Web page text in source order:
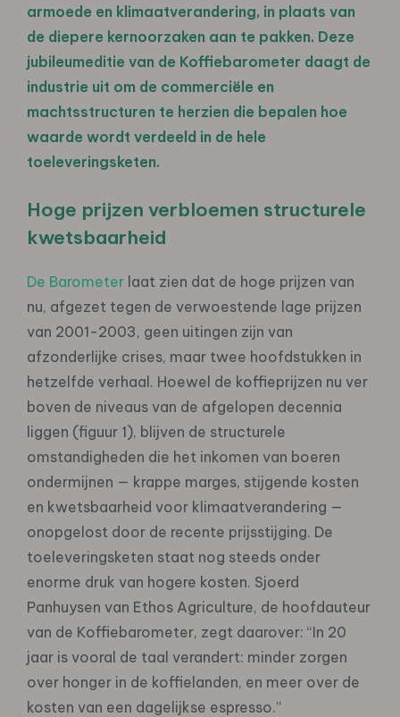
armoede en klimaatverandering, in plaats van
de diepere kernoorzaken aan te pakken. Deze
jubileumeditie van de Koffiebarometer daagt de
industrie uit om de commerciële en
machtsstructuren te herzien die bepalen hoe
waarde wordt verdeeld in de hele
toeleveringsketen.
Hoge prijzen verbloemen structurele
kwetsbaarheid
De Barometer laat zien dat de hoge prijzen van
nu, afgezet tegen de verwoestende lage prijzen
van 2001-2003, geen uitingen zijn van
afzonderlijke crises, maar twee hoofdstukken in
hetzelfde verhaal. Hoewel de koffieprijzen nu ver
boven de niveaus van de afgelopen decennia
liggen (figuur 1), blijven de structurele
omstandigheden die het inkomen van boeren
ondermijnen — krappe marges, stijgende kosten
en kwetsbaarheid voor klimaatverandering —
onopgelost door de recente prijsstijging. De
toeleveringsketen staat nog steeds onder
enorme druk van hogere kosten. Sjoerd
Panhuysen van Ethos Agriculture, de hoofdauteur
van de Koffiebarometer, zegt daarover: “In 20
jaar is vooral de taal verandert: minder zorgen
over honger in de koffielanden, en meer over de
kosten van een dagelijkse espresso.”